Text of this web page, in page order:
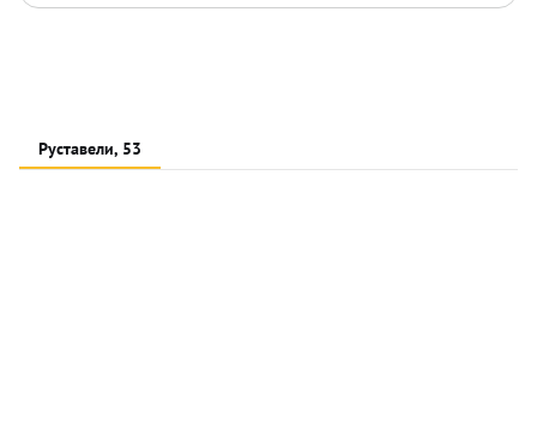
Руставели, 53